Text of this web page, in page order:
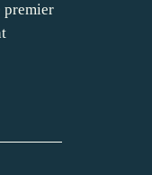
premier